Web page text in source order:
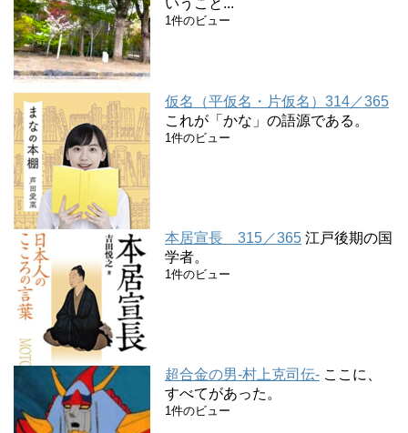
1件のビュー
仮名（平仮名・片仮名）314／365
これが「かな」の語源である。
1件のビュー
本居宣長 315／365 江戸後期の国
学者。
1件のビュー
超合金の男-村上克司伝- ここに、
すべてがあった。
1件のビュー